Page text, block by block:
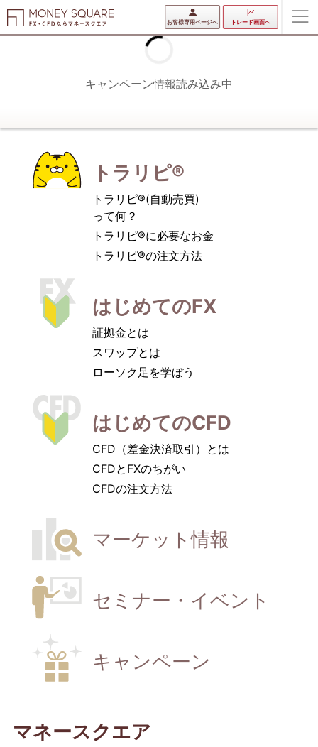
お客様専用ページへ トレード画面へ
キャンペーン情報読み込み中
トラリピ®
トラリピ®(自動売買)
って何？
トラリピ®に必要なお金
トラリピ®の注文方法
はじめてのFX
証拠金とは
スワップとは
ローソク足を学ぼう
はじめてのCFD
CFD（差金決済取引）とは
CFDとFXのちがい
CFDの注文方法
マーケット情報
セミナー・ イベント
キャンペーン
マネースクエア